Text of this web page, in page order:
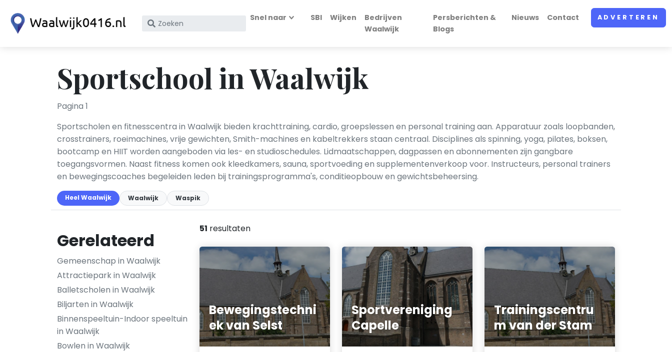
Zoek
KvK
nummer
Snel naar SBI Wijken
Bedrijven
Waalwijk
Persberichten &
Blogs
Nieuws Contact ADVERTEREN
Sportschool in Waalwijk
Pagina 1
Sportscholen en fitnesscentra in Waalwijk bieden krachttraining, cardio, groepslessen en personal training aan. Apparatuur zoals loopbanden,
crosstrainers, roeimachines, vrije gewichten, Smith-machines en kabeltrekkers staan centraal. Disciplines als spinning, yoga, pilates, boksen,
bootcamp en HIIT worden aangeboden via les- en studioschedules. Lidmaatschappen, dagpassen en abonnementen zijn gangbare
toegangsvormen. Naast fitness komen ook kleedkamers, sauna, sportvoeding en supplementenverkoop voor. Instructeurs, personal trainers
en bewegingscoaches begeleiden leden bij trainingsprogramma's, conditieopbouw en gewichtsbeheersing.
Heel Waalwijk Waalwijk Waspik
Gerelateerd
Gemeenschap in Waalwijk
Attractiepark in Waalwijk
Balletscholen in Waalwijk
Biljarten in Waalwijk
Binnenspeeltuin-Indoor speeltuin
in Waalwijk
Bowlen in Waalwijk
51 resultaten
Bewegingstechni
ek van Selst
Sportvereniging
Capelle
Trainingscentru
m van der Stam